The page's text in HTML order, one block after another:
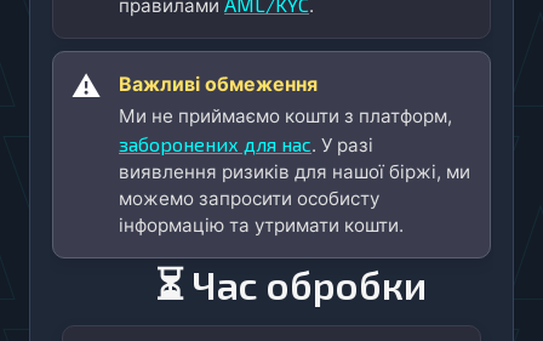
правилами
.
⚠️
Важливі обмеження
Ми не приймаємо кошти з платформ,
заборонених для нас. У разі
виявлення ризиків для нашої біржі, ми
можемо запросити особисту
інформацію та утримати кошти.
⏳ Час обробки